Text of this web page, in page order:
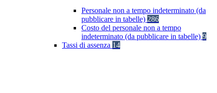
Personale non a tempo indeterminato (da
pubblicare in tabelle) 286
Costo del personale non a tempo
indeterminato (da pubblicare in tabelle) 9
Tassi di assenza 14